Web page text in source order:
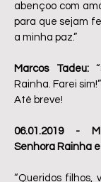
abençoo com
para que sejam
a minha paz.”
Marcos Tadeu:
Rainha. Farei sim!”
Até breve!
06.01.2019-
Senhora Rainha
“Queridos filhos,